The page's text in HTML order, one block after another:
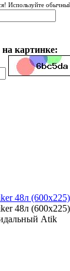
Используйте обычный
картинке:
48л
48л
Atik